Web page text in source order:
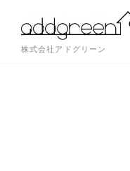
株式会社アドグリーン